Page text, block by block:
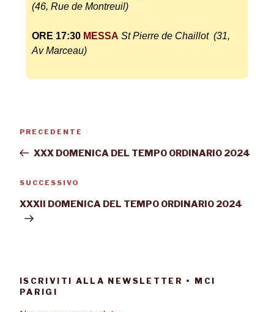
(46, Rue de Montreuil)
ORE 17:30 MESSA St Pierre de Chaillot (31,
Av Marceau)
PRECEDENTE
XXX DOMENICA DEL TEMPO ORDINARIO 2024
SUCCESSIVO
XXXII DOMENICA DEL TEMPO ORDINARIO 2024
ISCRIVITI ALLA NEWSLETTER • MCI
PARIGI